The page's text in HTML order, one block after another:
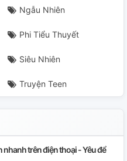
Ngẫu Nhiên
Phi Tiểu Thuyết
Siêu Nhiên
Truyện Teen
trên điện thoại - Yêu để